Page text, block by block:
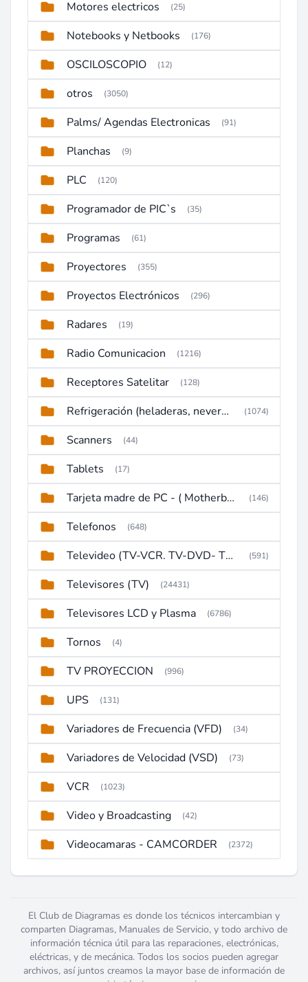
Motores electricos (25)
Notebooks y Netbooks (176)
OSCILOSCOPIO (12)
otros (3050)
Palms/ Agendas Electronicas (91)
Planchas (9)
PLC (120)
Programador de PIC`s (35)
Programas (61)
Proyectores (355)
Proyectos Electrónicos (296)
Radares (19)
Radio Comunicacion (1216)
Receptores Satelitar (128)
Refrigeración (heladeras, neveras, congeladores) (1074)
Scanners (44)
Tablets (17)
Tarjeta madre de PC - ( Motherboard ) (146)
Telefonos (648)
Televideo (TV-VCR. TV-DVD- TV-DVD-VCR) (591)
Televisores (TV) (24431)
Televisores LCD y Plasma (6786)
Tornos (4)
TV PROYECCION (996)
UPS (131)
Variadores de Frecuencia (VFD) (34)
Variadores de Velocidad (VSD) (73)
VCR (1023)
Video y Broadcasting (42)
Videocamaras - CAMCORDER (2372)
El Club de Diagramas es donde los técnicos intercambian y
comparten Diagramas, Manuales de Servicio, y todo archivo de
información técnica útil para las reparaciones, electrónicas,
eléctricas, y de mecánica. Todos los socios pueden agregar
archivos, así juntos creamos la mayor base de información de